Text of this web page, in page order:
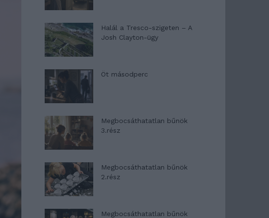
Halál a Tresco-szigeten – A
Josh Clayton-ügy
Öt másodperc
Megbocsáthatatlan bűnök
3.rész
Megbocsáthatatlan bűnök
2.rész
Megbocsáthatatlan bűnök